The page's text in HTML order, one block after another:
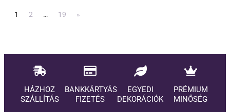
1 2 … 19 »
HÁZHOZ
SZÁLLÍTÁS
BANKKÁRTYÁS
FIZETÉS
EGYEDI
DEKORÁCIÓK
PRÉMIUM
MINŐSÉG